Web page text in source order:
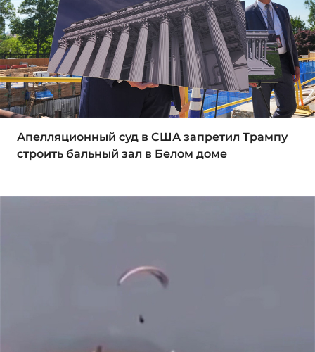
Апелляционный суд в США запретил Трампу
строить бальный зал в Белом доме